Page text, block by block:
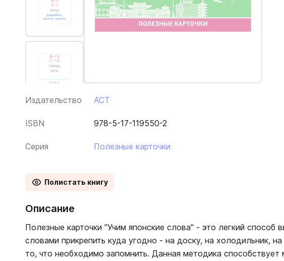
Издательство АСТ
ISBN 978-5-17-119550-2
Серия Полезные карточки
Полистать книгу
Описание
Полезные карточки "Учим японские слова" - это легкий способ
словами прикрепить куда угодно - на доску, на холодильник,
то, что необходимо запомнить. Данная методика